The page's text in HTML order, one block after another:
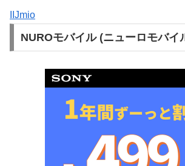
IIJmio
NUROモバイル (ニューロモバイ